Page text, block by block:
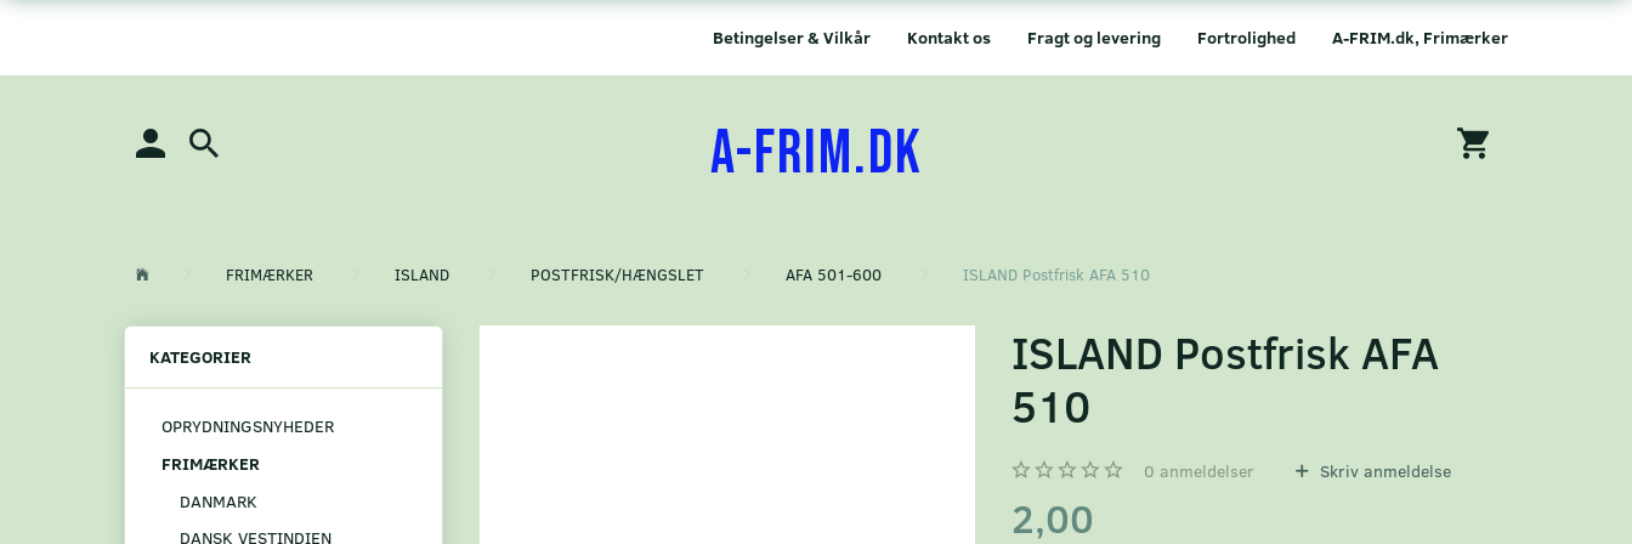
A-FRIM.dk, Frimærker
Fortrolighed
Fragt og levering
Kontakt os
Betingelser & Vilkår
A-FRIM.DK
FRIMÆRKER ISLAND POSTFRISK/HÆNGSLET AFA 501-600 ISLAND Postfrisk AFA 510
KATEGORIER
OPRYDNINGSNYHEDER
FRIMÆRKER
DANMARK
DANSK VESTINDIEN
ISLAND Postfrisk AFA
510
0 anmeldelser Skriv anmeldelse
2,00